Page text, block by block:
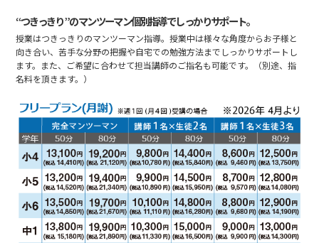
“つきっきり”のマンツーマン個別指導でしっかりサポート。
授業はつきっきりのマンツーマン指導。授業中は様々な角度からお子様と
向き合い、苦手な分野の把握や自宅での勉強方法までしっかりサポートし
ます。また、ご希望に合わせて担当講師のご指名も可能です。（別途、指
名料を頂きます。）